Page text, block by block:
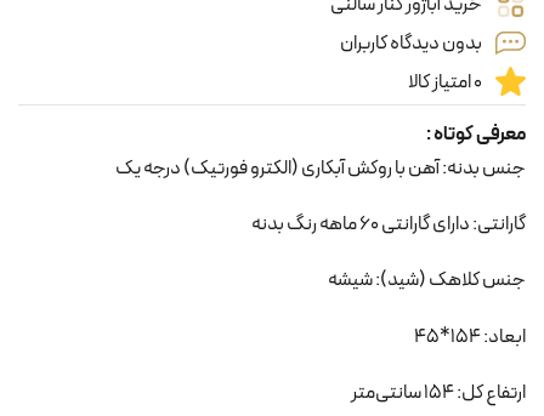
بدون دیدگاه کاربران
0 امتیاز کالا
معرفی کوتاه :
جنس بدنه: آهن با روکش آبکاری (الکترو فورتیک) درجه یک
گارانتی: دارای گارانتی 60 ماهه رنگ بدنه
جنس کلاهک (شید): شیشه
ابعاد: 154*45
ارتفاع کل: 154 سانتی‌متر